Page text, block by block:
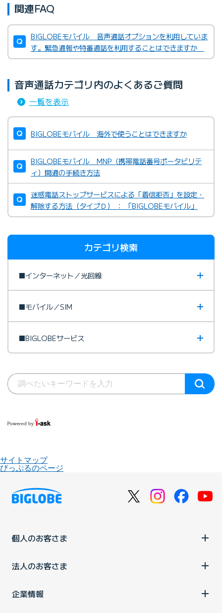
関連FAQ
BIGLOBEモバイル 音声通話オプションを利用していま
す。緊急通報や特番通話を利用することはできますか
音声通話カテゴリ内のよくあるご質問
一覧を表示
BIGLOBEモバイル 海外で使うことはできますか
BIGLOBEモバイル MNP（携帯電話番号ポータビリテ
ィ）開通の手続き方法
迷惑電話ストップサービスによる「着信拒否」を設定・
解除する方法（タイプＤ） ： 「BIGLOBEモバイル」
カテゴリ検索
■インターネット／光回線
■モバイル／SIM
■BIGLOBEサービス
サイトマップ
びっぷるのページ
個人のお客さま
法人のお客さま
企業情報